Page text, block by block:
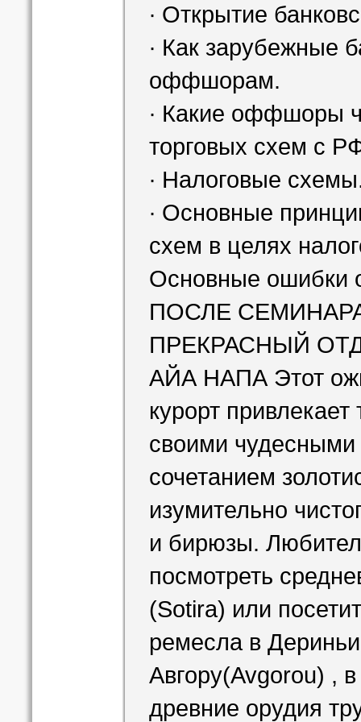
∙ Открытие
∙ Как зарубежные
оффшорам.
∙ Какие оффшоры
торговых схем с
∙ Налоговые
∙ Основные
схем в целях
Основные
ПОСЛЕ
ПРЕКРАСНЫЙ
АЙА НАПА Этот
курорт
своими
сочетанием
изумительно
и бирюзы.
посмотреть
(Sotira) или
ремесла в
Авгору(Avgorou) ,
древние орудия